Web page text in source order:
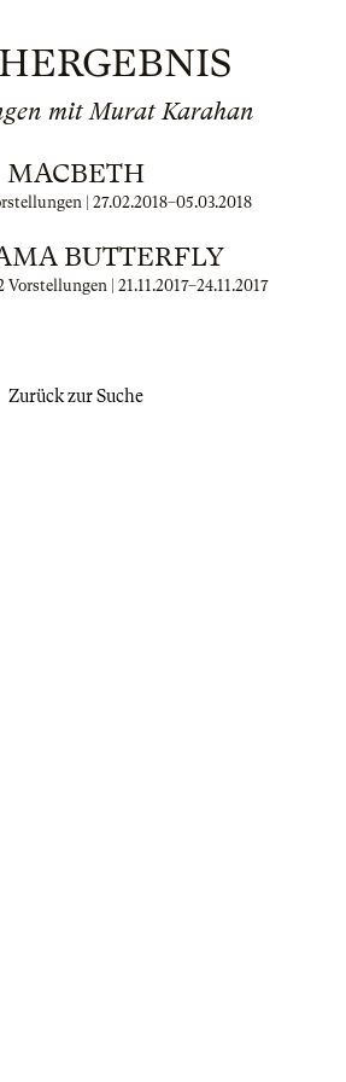
mit Murat Karahan
MACBETH
| 27.02.2018–05.03.2018
BUTTERFLY
Vorstellungen | 21.11.2017–24.11.2017
Zurück zur Suche